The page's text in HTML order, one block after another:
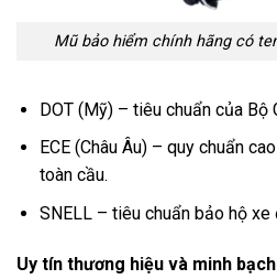
Mũ bảo hiểm chính hãng có
DOT (Mỹ) – tiêu chuẩn của Bộ
ECE (Châu Âu) – quy chuẩn
toàn cầu.
SNELL – tiêu chuẩn bảo hộ xe
Uy tín thương hiệu và minh